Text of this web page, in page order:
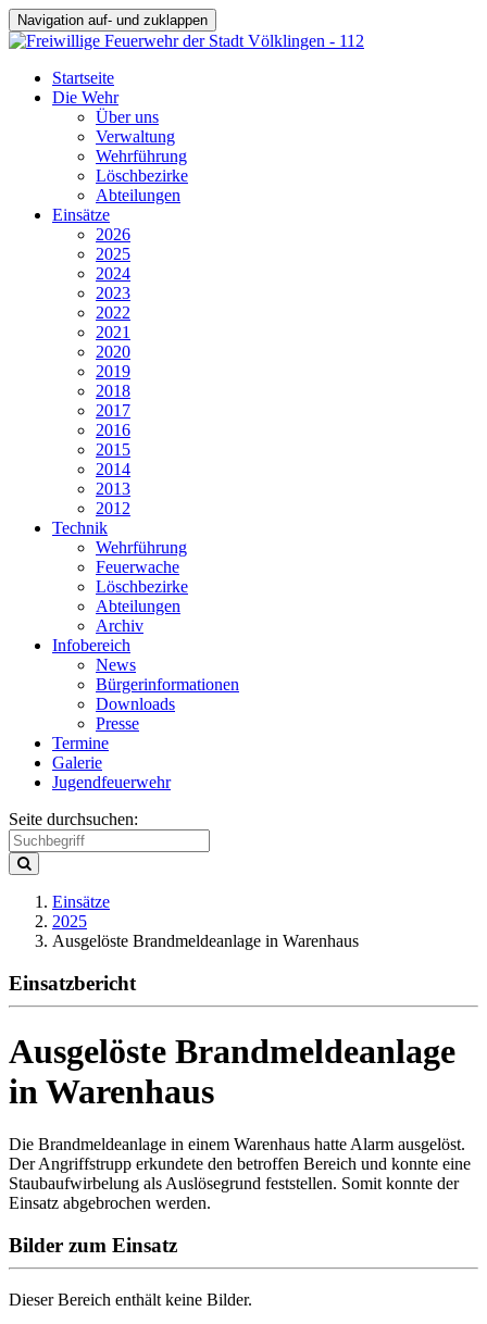
Navigation auf- und zuklappen
Startseite
Die Wehr
Über uns
Verwaltung
Wehrführung
Löschbezirke
Abteilungen
Einsätze
2026
2025
2024
2023
2022
2021
2020
2019
2018
2017
2016
2015
2014
2013
2012
Technik
Wehrführung
Feuerwache
Löschbezirke
Abteilungen
Archiv
Infobereich
News
Bürgerinformationen
Downloads
Presse
Termine
Galerie
Jugendfeuerwehr
Seite durchsuchen:
Einsätze
2025
Ausgelöste Brandmeldeanlage in Warenhaus
Einsatzbericht
Ausgelöste Brandmeldeanlage
in Warenhaus
Die Brandmeldeanlage in einem Warenhaus hatte Alarm ausgelöst.
Der Angriffstrupp erkundete den betroffen Bereich und konnte eine
Staubaufwirbelung als Auslösegrund feststellen. Somit konnte der
Einsatz abgebrochen werden.
Bilder zum Einsatz
Dieser Bereich enthält keine Bilder.